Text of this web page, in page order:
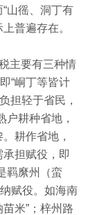
山徭、洞丁有
普遍存在。
主要有三种情
“峒丁等皆计
担轻于省民，
户耕种省地，
耕作省地，
担赋役，即
羁縻州（蛮
赋役。 如海南
米”； 梓州路